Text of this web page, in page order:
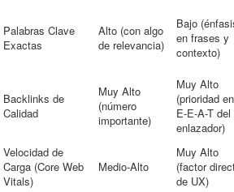
Palabras Clave
Exactas
Alto (con algo
de relevancia)
Bajo
en frases y
contexto)
Backlinks de
Calidad
Muy Alto
(número
importante)
Muy Alto
(prioridad en
E-E-A-T del
enlazador)
Velocidad de
Carga (Core Web
Vitals)
Medio-Alto
Muy Alto
(factor
de UX)